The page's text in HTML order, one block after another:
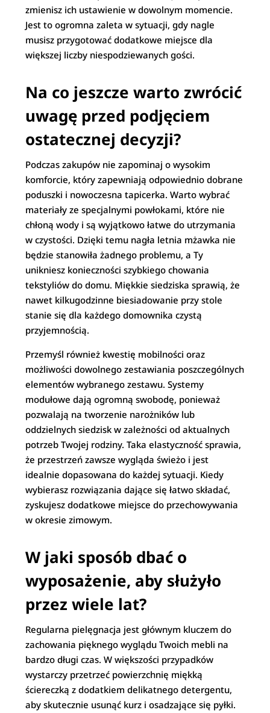
zmienisz ich ustawienie w dowolnym momencie.
Jest to ogromna zaleta w sytuacji, gdy nagle
musisz przygotować dodatkowe miejsce dla
większej liczby niespodziewanych gości.
Na co jeszcze warto zwrócić
uwagę przed podjęciem
ostatecznej decyzji?
Podczas zakupów nie zapominaj o wysokim
komforcie, który zapewniają odpowiednio dobrane
poduszki i nowoczesna tapicerka. Warto wybrać
materiały ze specjalnymi powłokami, które nie
chłoną wody i są wyjątkowo łatwe do utrzymania
w czystości. Dzięki temu nagła letnia mżawka nie
będzie stanowiła żadnego problemu, a Ty
unikniesz konieczności szybkiego chowania
tekstyliów do domu. Miękkie siedziska sprawią, że
nawet kilkugodzinne biesiadowanie przy stole
stanie się dla każdego domownika czystą
przyjemnością.
Przemyśl również kwestię mobilności oraz
możliwości dowolnego zestawiania poszczególnych
elementów wybranego zestawu. Systemy
modułowe dają ogromną swobodę, ponieważ
pozwalają na tworzenie narożników lub
oddzielnych siedzisk w zależności od aktualnych
potrzeb Twojej rodziny. Taka elastyczność sprawia,
że przestrzeń zawsze wygląda świeżo i jest
idealnie dopasowana do każdej sytuacji. Kiedy
wybierasz rozwiązania dające się łatwo składać,
zyskujesz dodatkowe miejsce do przechowywania
w okresie zimowym.
W jaki sposób dbać o
wyposażenie, aby służyło
przez wiele lat?
Regularna pielęgnacja jest głównym kluczem do
zachowania pięknego wyglądu Twoich mebli na
bardzo długi czas. W większości przypadków
wystarczy przetrzeć powierzchnię miękką
ściereczką z dodatkiem delikatnego detergentu,
aby skutecznie usunąć kurz i osadzające się pyłki.